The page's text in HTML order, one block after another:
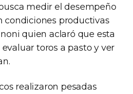
medir el desempeño
condiciones productivas
quien aclaró que esta
toros a pasto y ver
realizaron pesadas